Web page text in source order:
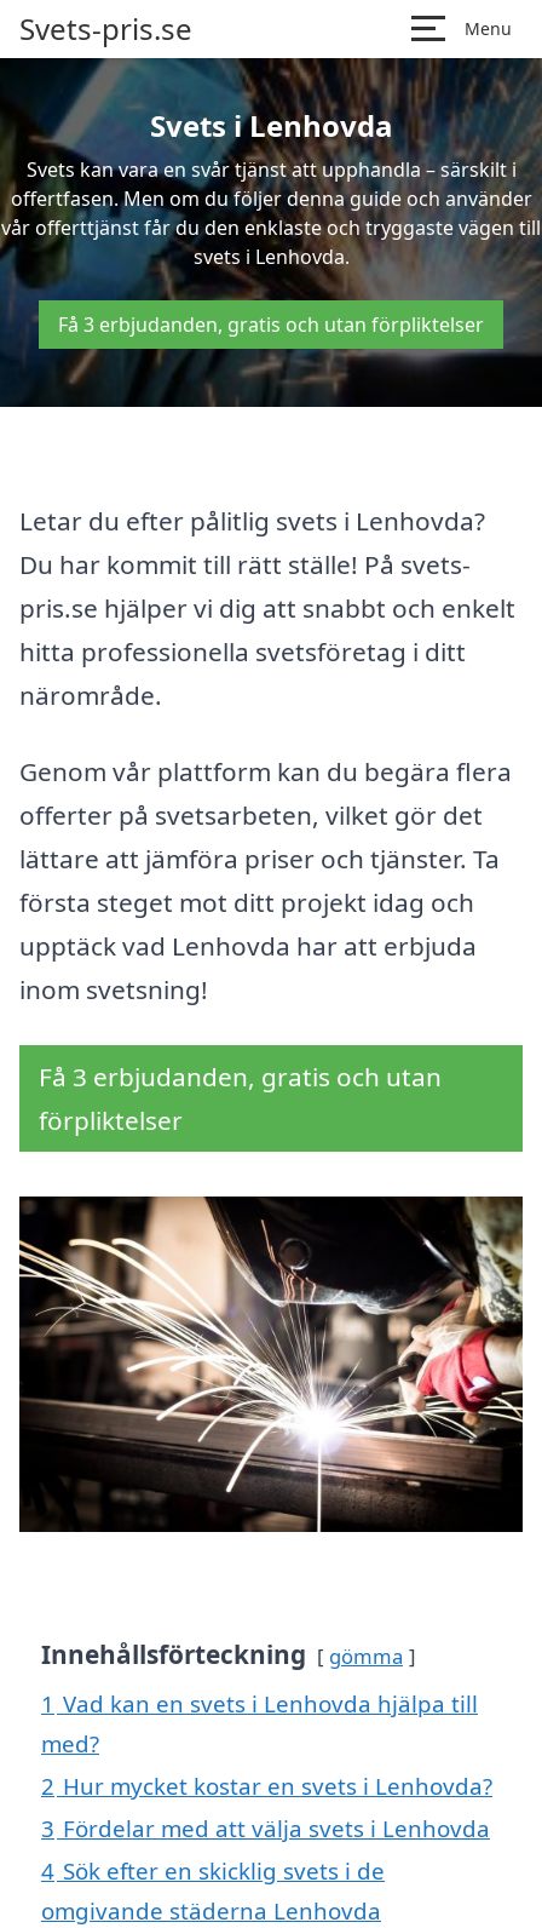
Svets-pris.se Menu
Svets i Lenhovda
Svets kan vara en svår tjänst att upphandla – särskilt i
offertfasen. Men om du följer denna guide och använder
vår offerttjänst får du den enklaste och tryggaste vägen till
svets i Lenhovda.
Få 3 erbjudanden, gratis och utan förpliktelser
Letar du efter pålitlig svets i Lenhovda?
Du har kommit till rätt ställe! På svets-
pris.se hjälper vi dig att snabbt och enkelt
hitta professionella svetsföretag i ditt
närområde.
Genom vår plattform kan du begära flera
offerter på svetsarbeten, vilket gör det
lättare att jämföra priser och tjänster. Ta
första steget mot ditt projekt idag och
upptäck vad Lenhovda har att erbjuda
inom svetsning!
Få 3 erbjudanden, gratis och utan
förpliktelser
Innehållsförteckning gömma
1 Vad kan en svets i Lenhovda hjälpa till
med?
2 Hur mycket kostar en svets i Lenhovda?
3 Fördelar med att välja svets i Lenhovda
4 Sök efter en skicklig svets i de
omgivande städerna Lenhovda